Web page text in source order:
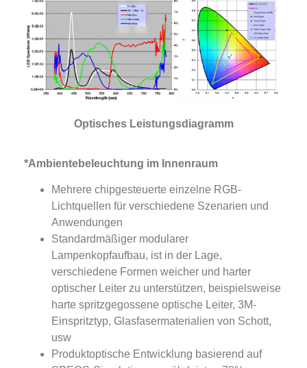
Optisches Leistungsdiagramm
*Ambientebeleuchtung im Innenraum
Mehrere chipgesteuerte einzelne RGB-
Lichtquellen für verschiedene Szenarien und
Anwendungen
Standardmäßiger modularer
Lampenkopfaufbau, ist in der Lage,
verschiedene Formen weicher und harter
optischer Leiter zu unterstützen, beispielsweise
harte spritzgegossene optische Leiter, 3M-
Einspritztyp, Glasfasermaterialien von Schott,
usw
Produktoptische Entwicklung basierend auf